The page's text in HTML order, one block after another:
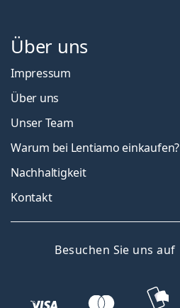
Über uns
Impressum
Über uns
Unser Team
Warum bei Lentiamo einkaufen?
Nachhaltigkeit
Kontakt
Besuchen Sie uns auf